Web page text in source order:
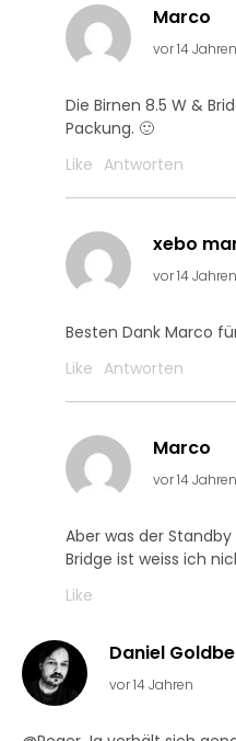
Marco
vor 14 Jahren
Die Birnen 8.5 W &
Packung. 🙂
Like Antworten
xebo
vor 14 Jahren
Besten Dank Marco
Like Antworten
Marco
vor 14 Jahren
Aber was der
Bridge ist weiss ich
Like
Daniel
vor 14 Jahren